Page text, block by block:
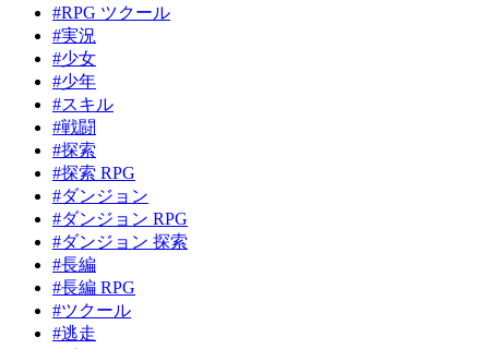
#RPG ツクール
#実況
#少女
#少年
#スキル
#戦闘
#探索
#探索 RPG
#ダンジョン
#ダンジョン RPG
#ダンジョン 探索
#長編
#長編 RPG
#ツクール
#逃走